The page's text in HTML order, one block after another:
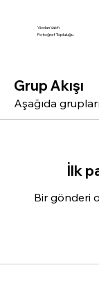
Vicdan Vakfı
Fotoğraf Topluluğu
Grup Akışı
Aşağıda
İlk
Bir gönderi